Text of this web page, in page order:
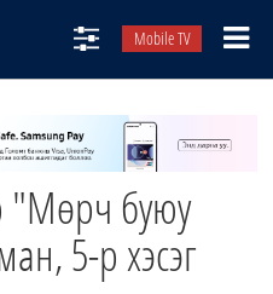
Mobile TV
"Мөрч буюу
5-р хэсэг